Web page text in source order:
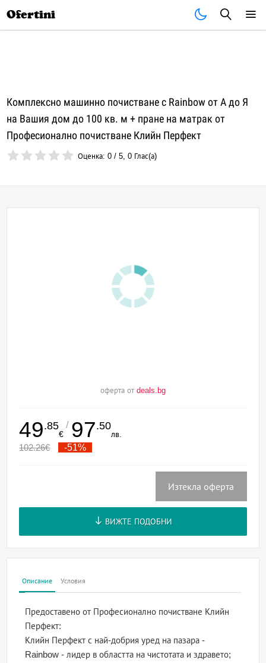
Ofertini
Комплексно машинно почистване с Rainbow от А до Я
на Вашия дом до 100 кв. м + пране на матрак от
Професионално почистване Клийн Перфект
Оценка:0 /5,0 Глас(а)
оферта от deals.bg
49.85
€
/ 97.50
лв.
102.26€ -51%
Изтекла оферта
ВИЖТЕ ПОДОБНИ
Описание Условия
Предоставено от Професионално почистване Клийн
Перфект:
Клийн Перфект с най-добрия уред на пазара -
Rainbow - лидер в областта на чистотата и здравето;